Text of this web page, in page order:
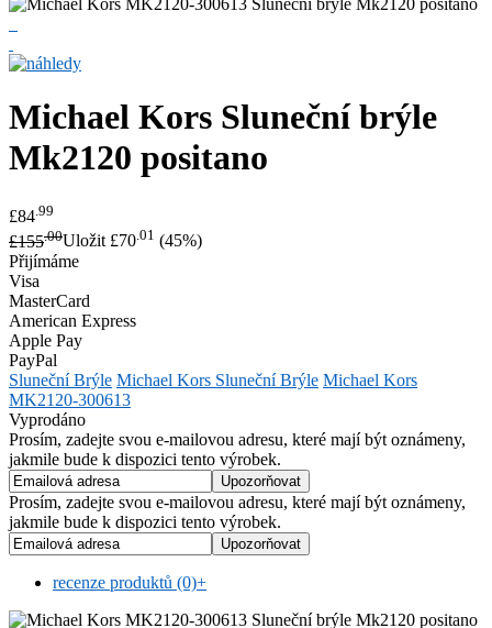
Michael Kors Sluneční brýle
Mk2120 positano
£84 .99
£155.00Uložit £70.01 (45%)
Přijímáme
Visa
MasterCard
American Express
Apple Pay
PayPal
Sluneční Brýle Michael Kors Sluneční Brýle Michael Kors
MK2120-300613
Vyprodáno
Prosím, zadejte svou e-mailovou adresu, které mají být oznámeny,
jakmile bude k dispozici tento výrobek.
Prosím, zadejte svou e-mailovou adresu, které mají být oznámeny,
jakmile bude k dispozici tento výrobek.
recenze produktů (0)+